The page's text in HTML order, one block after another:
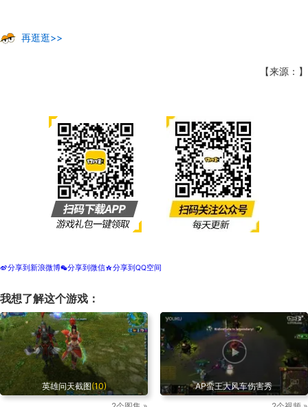
再逛逛>>
【来源：】
t分享到新浪微博w分享到微信z分享到QQ空间
我想了解这个游戏：
英雄问天截图(10)
AP蛮王大风车伤害秀